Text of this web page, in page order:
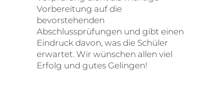
Vorbereitung auf die
bevorstehenden
Abschlussprüfungen und gibt einen
Eindruck davon, was die Schüler
erwartet. Wir wünschen allen viel
Erfolg und gutes Gelingen!